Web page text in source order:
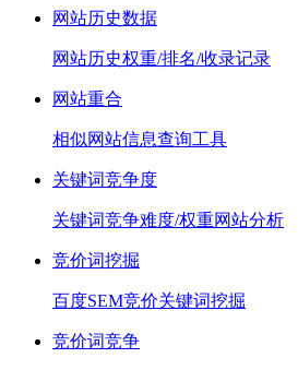
网站历史数据
网站历史权重/排名/收录记录
网站重合
相似网站信息查询工具
关键词竞争度
关键词竞争难度/权重网站分析
竞价词挖掘
百度SEM竞价关键词挖掘
竞价词竞争